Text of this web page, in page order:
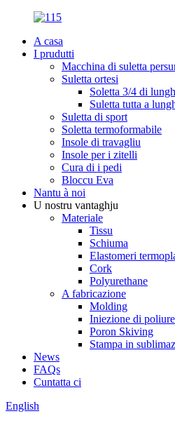
A casa
I prudutti
Macchina di suletta
Suletta ortesi
Soletta 3/4 di
Suletta tutta a
Suletta di sport
Soletta termoformabile
Insole di travagliu
Insole per i zitelli
Cura di i pedi
Bloccu Eva
Nantu à noi
U nostru vantaghju
Materiale
Tissu
Schiuma
Elastomeri
Cork
Polyurethane
A fabricazione
Molding
Iniezione di
Poron Skiving
Stampa in
News
FAQs
Cuntatta ci
English